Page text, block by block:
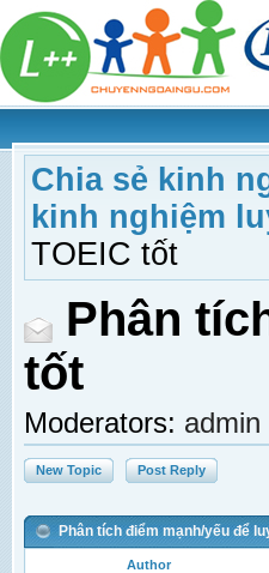
Chia sẻ kinh
kinh nghiệm
TOEIC tốt
Phân
tốt
Moderators: admin
New Topic Post Reply
Phân tích điểm mạnh/yếu để
Author